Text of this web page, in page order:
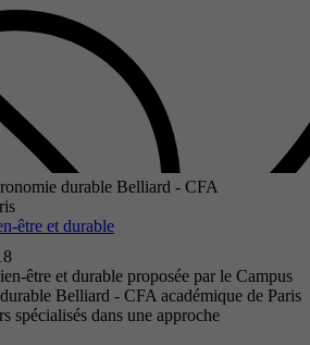
durable Belliard - CFA
être et durable
être et durable proposée par le Campus
Belliard - CFA académique de Paris
spécialisés dans une approche